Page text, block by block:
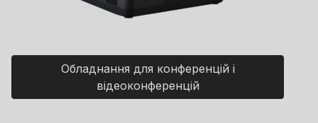
Обладнання для конференцій і
відеоконференцій